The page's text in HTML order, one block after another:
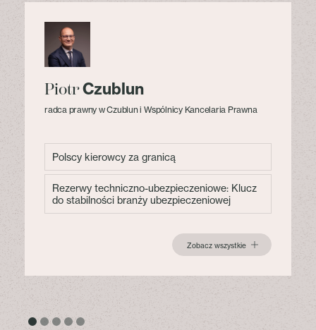
PiotrCzublun
radca prawny w Czublun i Wspólnicy Kancelaria Prawna
Polscy kierowcy za granicą
Rezerwy techniczno-ubezpieczeniowe: Klucz
do stabilności branży ubezpieczeniowej
Zobacz wszystkie